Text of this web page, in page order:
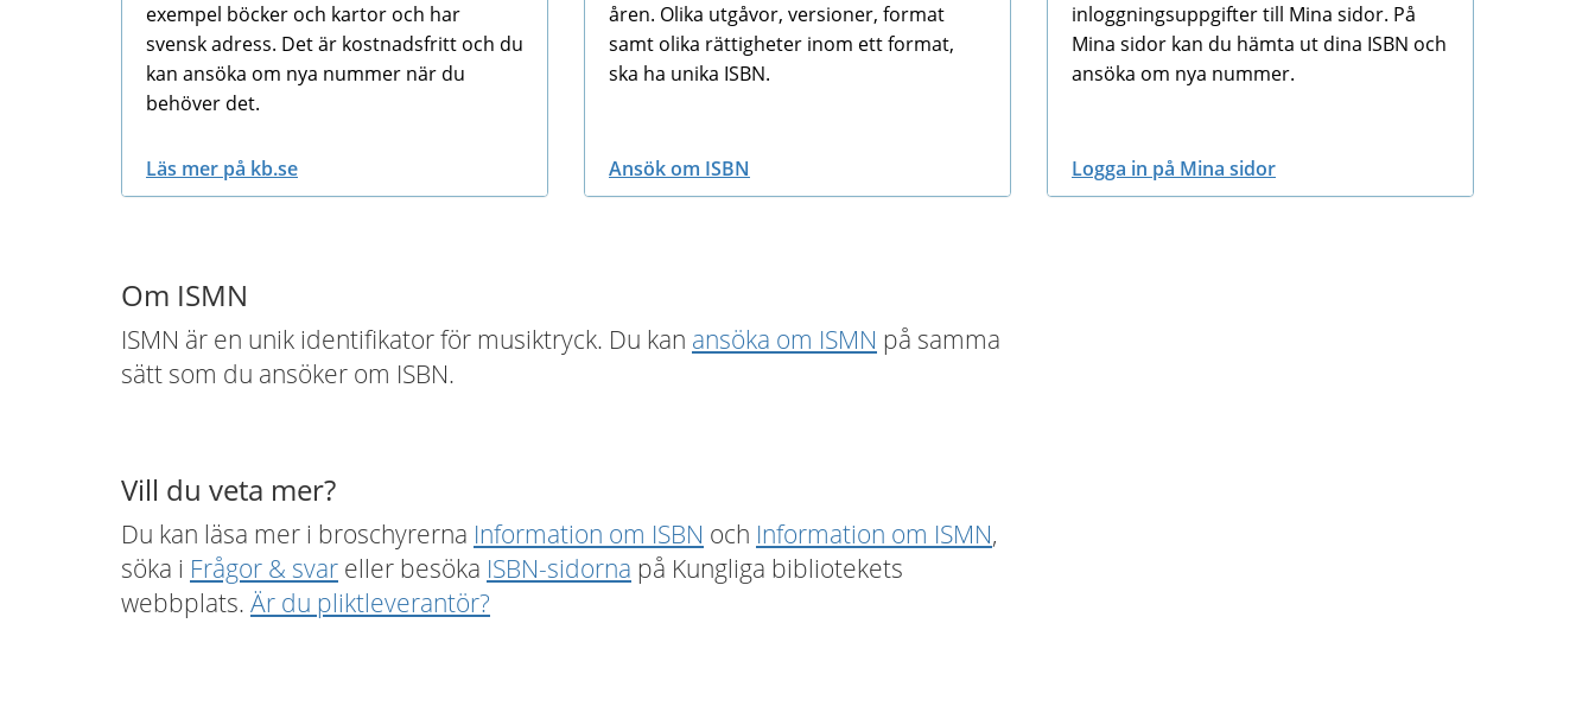
exempel böcker och kartor och har
svensk adress. Det är kostnadsfritt och du
kan ansöka om nya nummer när du
behöver det.
Läs mer på kb.se
åren. Olika utgåvor, versioner, format
samt olika rättigheter inom ett format,
ska ha unika ISBN.
Ansök om ISBN
inloggningsuppgifter till Mina sidor. På
Mina sidor kan du hämta ut dina ISBN och
ansöka om nya nummer.
Logga in på Mina sidor
Om ISMN
ISMN är en unik identifikator för musiktryck. Du kan ansöka om ISMN på samma
sätt som du ansöker om ISBN.
Vill du veta mer?
Du kan läsa mer i broschyrerna Information om ISBN och Information om ISMN,
söka i Frågor & svar eller besöka ISBN-sidorna på Kungliga bibliotekets
webbplats. Är du pliktleverantör?